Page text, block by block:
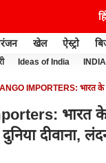
खेल ऐस्ट्रो
Ideas of India
IMPORTERS: भारत के
भारत के
दीवाना,